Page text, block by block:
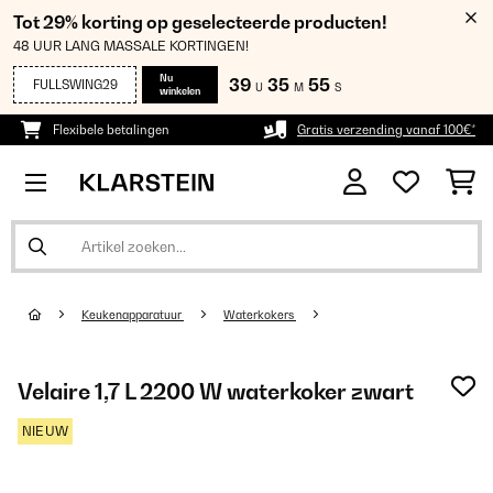
Tot 29% korting op geselecteerde producten!
48 UUR LANG MASSALE KORTINGEN!
FULLSWING29
Nu
winkelen
39 U 35 M 55 S
Flexibele betalingen Gratis verzending vanaf 100€*
Keukenapparatuur Waterkokers
Velaire 1,7 L 2200 W waterkoker zwart
NIEUW